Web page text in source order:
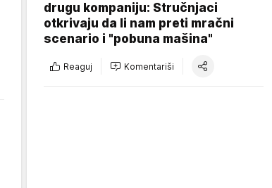
drugu kompaniju: Stručnjaci
otkrivaju da li nam preti mračni
scenario i "pobuna mašina"
Reaguj Komentariši